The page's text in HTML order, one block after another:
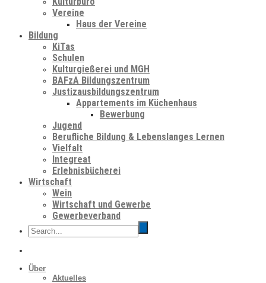
Vereine
Haus der Vereine
Bildung
KiTas
Schulen
Kulturgießerei und MGH
BAFzA Bildungszentrum
Justizausbildungszentrum
Appartements im Küchenhaus
Bewerbung
Jugend
Berufliche Bildung & Lebenslanges Lernen
Vielfalt
Integreat
Erlebnisbücherei
Wirtschaft
Wein
Wirtschaft und Gewerbe
Gewerbeverband
Über
Aktuelles